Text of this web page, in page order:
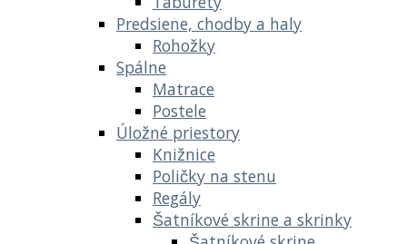
Predsiene, chodby a haly
Rohožky
Spálne
Matrace
Postele
Úložné priestory
Knižnice
Poličky na stenu
Regály
Šatníkové skrine a skrinky